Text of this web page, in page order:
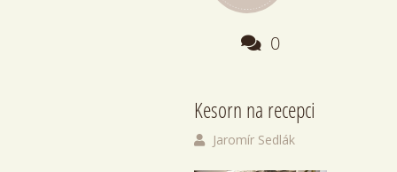
0
Kesorn na recepci
Jaromír Sedlák